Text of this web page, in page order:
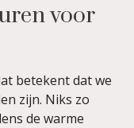
voor
betekent dat we
zijn. Niks zo
de warme